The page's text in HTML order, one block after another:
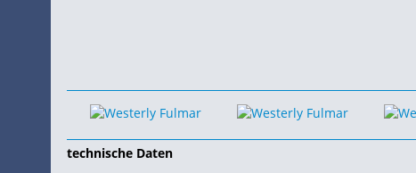
technische Daten